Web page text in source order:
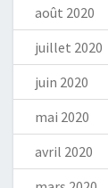
août 2020
juillet 2020
juin 2020
mai 2020
avril 2020